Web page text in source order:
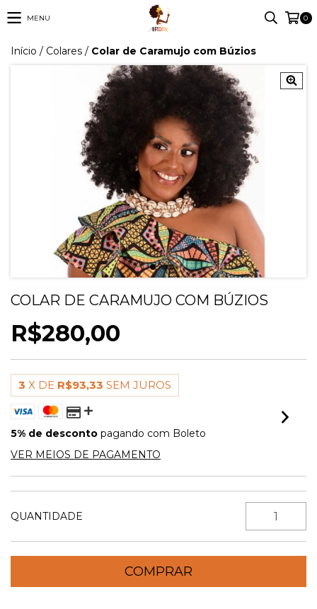
MENU 0
Início / Colares / Colar de Caramujo com Búzios
COLAR DE CARAMUJO COM BÚZIOS
R$280,00
3 X DE R$93,33 SEM JUROS
5% de desconto pagando com Boleto
VER MEIOS DE PAGAMENTO
QUANTIDADE